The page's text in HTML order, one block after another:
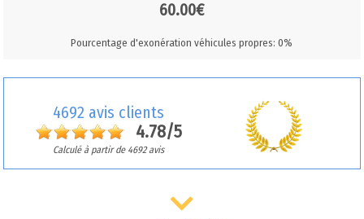
60.00€
Pourcentage d'exonération véhicules propres: 0%
4692 avis clients
4.78/5
Calculé à partir de 4692 avis